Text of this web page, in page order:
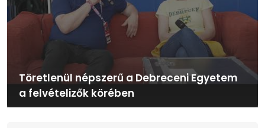
Töretlenül népszerű a Debreceni Egyetem
a felvételizők körében